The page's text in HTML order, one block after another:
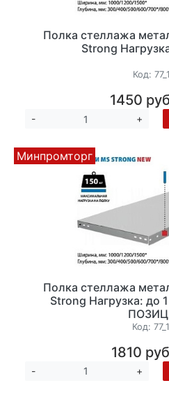
Полка стеллажа
Strong
Код:
1450
- +
Минпромторг
Полка стеллажа
Strong Нагрузка: до
Код:
1810
- +